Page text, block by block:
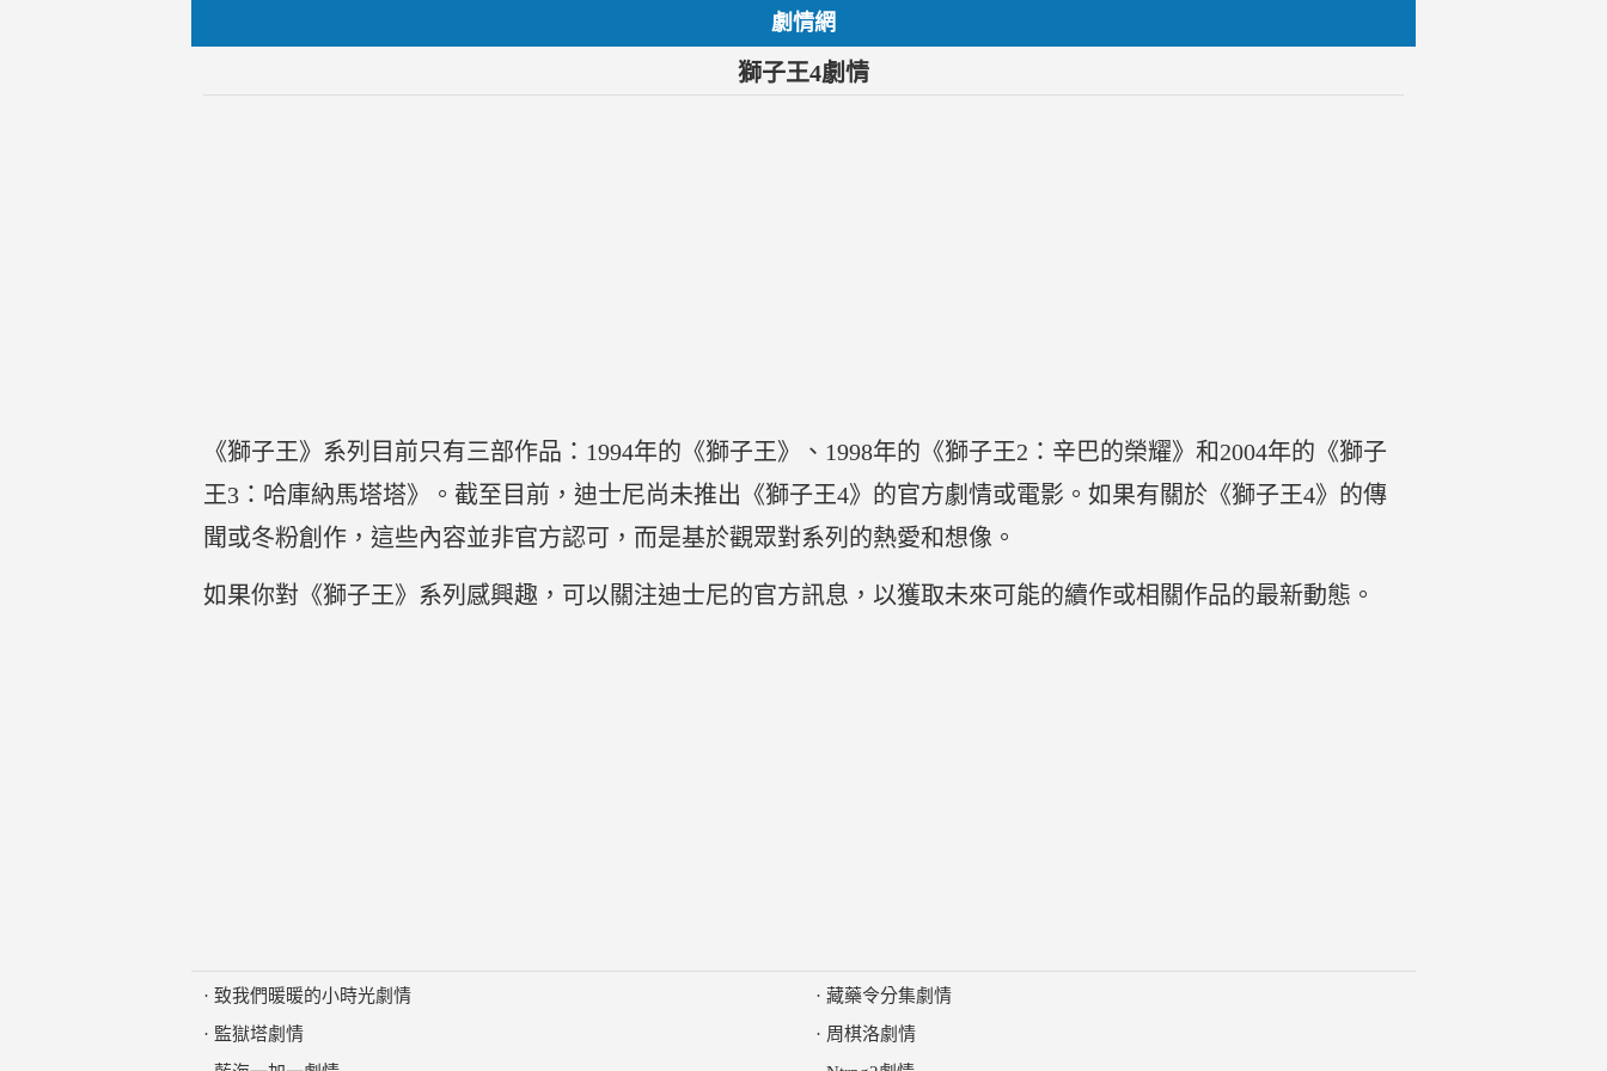
劇情網
獅子王4劇情
《獅子王》系列目前只有三部作品：1994年的《獅子王》、1998年的《獅子王2：辛巴的榮耀》和2004年的《獅子
王3：哈庫納馬塔塔》。截至目前，迪士尼尚未推出《獅子王4》的官方劇情或電影。如果有關於《獅子王4》的傳
聞或冬粉創作，這些內容並非官方認可，而是基於觀眾對系列的熱愛和想像。
如果你對《獅子王》系列感興趣，可以關注迪士尼的官方訊息，以獲取未來可能的續作或相關作品的最新動態。
· 致我們暖暖的小時光劇情
· 監獄塔劇情
· 藏藥令分集劇情
· 周棋洛劇情